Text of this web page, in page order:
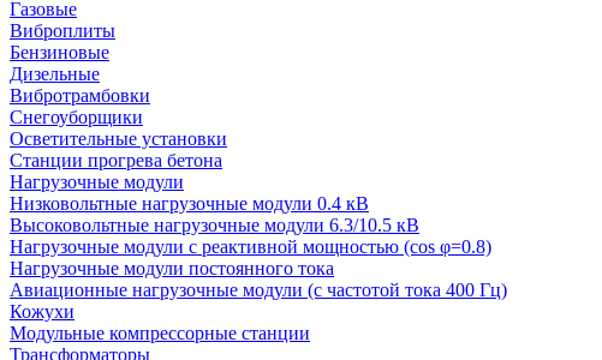
Газовые
Виброплиты
Бензиновые
Дизельные
Вибротрамбовки
Снегоуборщики
Осветительные установки
Станции прогрева бетона
Нагрузочные модули
Низковольтные нагрузочные модули 0.4 кВ
Высоковольтные нагрузочные модули 6.3/10.5 кВ
Нагрузочные модули с реактивной мощностью (cos φ=0.8)
Нагрузочные модули постоянного тока
Авиационные нагрузочные модули (с частотой тока 400 Гц)
Кожухи
Модульные компрессорные станции
Трансформаторы